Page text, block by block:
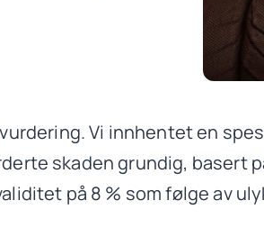
Vi innhentet en
skaden grundig, basert
på 8 % som følge av